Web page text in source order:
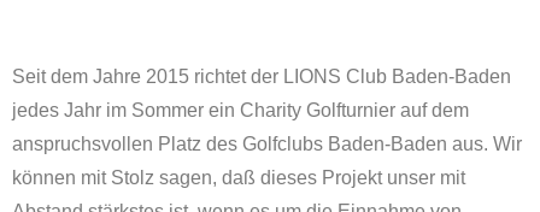
Seit dem Jahre 2015 richtet der LIONS Club Baden-Baden
jedes Jahr im Sommer ein Charity Golfturnier auf dem
anspruchsvollen Platz des Golfclubs Baden-Baden aus. Wir
können mit Stolz sagen, daß dieses Projekt unser mit